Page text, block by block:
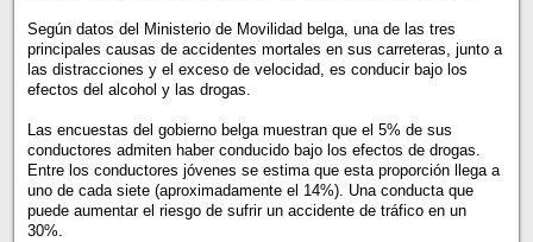
Según datos del Ministerio de Movilidad belga, una de las tres
principales causas de accidentes mortales en sus carreteras, junto a
las distracciones y el exceso de velocidad, es conducir bajo los
efectos del alcohol y las drogas.
Las encuestas del gobierno belga muestran que el 5% de sus
conductores admiten haber conducido bajo los efectos de drogas.
Entre los conductores jóvenes se estima que esta proporción llega a
uno de cada siete (aproximadamente el 14%). Una conducta que
puede aumentar el riesgo de sufrir un accidente de tráfico en un
30%.